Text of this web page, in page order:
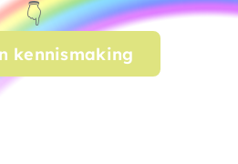
👇
kennismaking